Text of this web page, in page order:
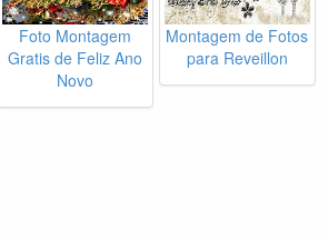
Foto Montagem
Gratis de Feliz Ano
Novo
Montagem de Fotos
para Reveillon